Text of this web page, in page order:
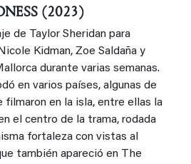
(2023)
de Taylor Sheridan para
Kidman, Zoe Saldaña y
durante varias semanas.
en varios países, algunas de
filmaron en la isla, entre ellas la
el centro de la trama, rodada
fortaleza con vistas al
también apareció en The